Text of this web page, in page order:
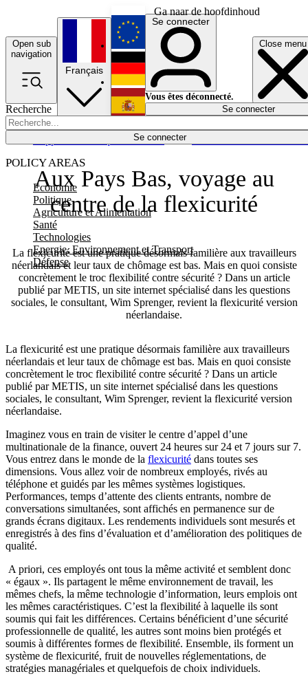
Ga naar de hoofdinhoud
Open sub
navigation
Close menu
Recherche
Se connecter
POLICY AREAS
Economie
Politique
Agriculture et Alimentation
Santé
Technologies
Energie, Environnement et Transport
Défense
Économie
Français
English
Deutsch
Español
Se connecter
Vous êtes déconnecté.
Se connecter
Aux Pays Bas, voyage au
centre de la flexicurité
La flexicurité est une pratique désormais familière aux travailleurs
néerlandais et leur taux de chômage est bas. Mais en quoi consiste
concrètement le troc flexibilité contre sécurité ? Dans un article
publié par METIS, un site internet spécialisé dans les questions
sociales, le consultant, Wim Sprenger, revient la flexicurité version
néerlandaise.
La flexicurité est une pratique désormais familière aux travailleurs
néerlandais et leur taux de chômage est bas. Mais en quoi consiste
concrètement le troc flexibilité contre sécurité ? Dans un article
publié par METIS, un site internet spécialisé dans les questions
sociales, le consultant, Wim Sprenger, revient la flexicurité version
néerlandaise.
Imaginez vous en train de visiter le centre d’appel d’une
multinationale de la finance, ouvert 24 heures sur 24 et 7 jours sur 7.
Vous entrez dans le monde de la flexicurité dans toutes ses
dimensions. Vous allez voir de nombreux employés, rivés au
téléphone et guidés par les mêmes systèmes logistiques.
Performances, temps d’attente des clients entrants, nombre de
conversations simultanées, sont affichés en permanence sur de
grands écrans digitaux. Les rendements individuels sont mesurés et
enregistrés à des fins d’évaluation et d’amélioration des politiques de
qualité.
A priori, ces employés ont tous la même activité et semblent donc
« égaux ». Ils partagent le même environnement de travail, les
mêmes chefs, la même technologie d’information, leurs emplois ont
les mêmes caractéristiques. C’est la flexibilité à laquelle ils sont
soumis qui fait les différences. Certains bénéficient d’une sécurité
professionnelle de qualité, les autres sont moins bien protégés et
soumis à différentes formes de flexibilité. Ensemble, ils forment un
système de flexicurité, fruit de nouvelles réglementations, de
stratégies managériales et quelquefois de choix individuels.